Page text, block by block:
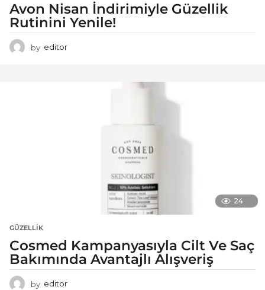
Avon Nisan İndirimiyle Güzellik
Rutinini Yenile!
by editor
24
GÜZELLIK
Cosmed Kampanyasıyla Cilt Ve Saç
Bakımında Avantajlı Alışveriş
by editor